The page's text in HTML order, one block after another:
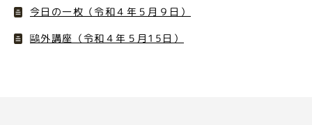
今日の一枚（令和４年５月９日）
鷗外講座（令和４年５月15日）